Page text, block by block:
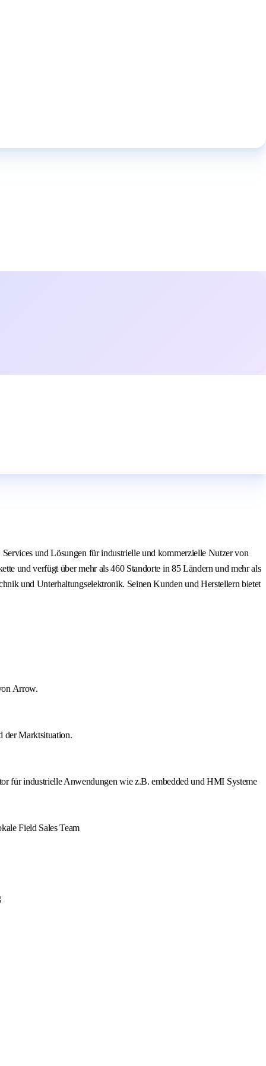
und Lösungen für industrielle und kommerzielle Nutzer von
und verfügt über mehr als 460 Standorte in 85 Ländern und mehr als
und Unterhaltungselektronik. Seinen Kunden und Herstellern bietet
Arrow.
der Marktsituation.
für industrielle Anwendungen wie z.B. embedded und HMI Systeme
Field Sales Team